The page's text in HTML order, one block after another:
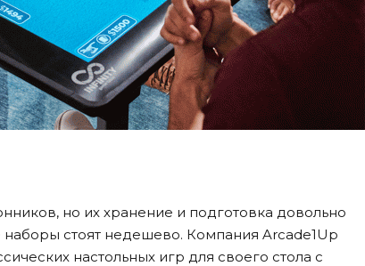
но их хранение и подготовка довольно
стоят недешево. Компания Arcade1Up
настольных игр для своего стола с